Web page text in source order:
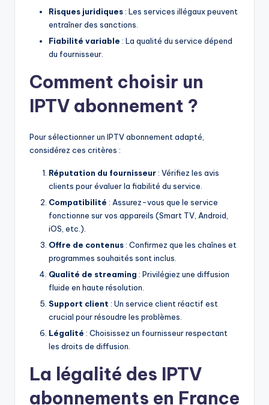
Risques juridiques : Les services illégaux peuvent
entraîner des sanctions.
Fiabilité variable : La qualité du service dépend
du fournisseur.
Comment choisir un
IPTV abonnement ?
Pour sélectionner un IPTV abonnement adapté,
considérez ces critères :
Réputation du fournisseur : Vérifiez les avis
clients pour évaluer la fiabilité du service.
Compatibilité : Assurez-vous que le service
fonctionne sur vos appareils (Smart TV, Android,
iOS, etc.).
Offre de contenus : Confirmez que les chaînes et
programmes souhaités sont inclus.
Qualité de streaming : Privilégiez une diffusion
fluide en haute résolution.
Support client : Un service client réactif est
crucial pour résoudre les problèmes.
Légalité : Choisissez un fournisseur respectant
les droits de diffusion.
La légalité des IPTV
abonnements en France